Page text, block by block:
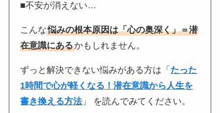
■不安が消えない…
こんな悩みの根本原因は「心の奥深く」＝潜
在意識にあるかもしれません。
ずっと解決できない悩みがある方は「 たった
1時間で心が軽くなる！潜在意識から人生を
書き換える方法」 を読んでみてください。